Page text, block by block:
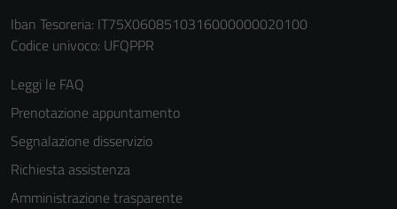
Iban Tesoreria: IT75X0608510316000000020100
Codice univoco: UFQPPR
Leggi le FAQ
Prenotazione appuntamento
Segnalazione disservizio
Richiesta assistenza
Amministrazione trasparente